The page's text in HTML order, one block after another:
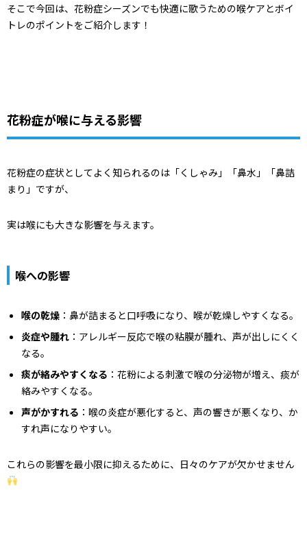
そこで今回は、花粉症シーズンでも快適に歌うための喉ケアとボイ
トレのポイントをご紹介します！
花粉症が喉に与える影響
花粉症の症状としてよく知られるのは「くしゃみ」「鼻水」「鼻詰
まり」ですが、
実は喉にも大きな影響を与えます。
喉への影響
喉の乾燥 ：鼻が詰まると口呼吸になり、喉が乾燥しやすくなる。
炎症や腫れ ：アレルギー反応で喉の粘膜が腫れ、声が出しにくく
なる。
痰が絡みやすくなる ：花粉による刺激で喉の分泌物が増え、痰が
絡みやすくなる。
声がかすれる ：喉の炎症が悪化すると、声の響きが悪くなり、か
すれ声になりやすい。
これらの影響を最小限に抑えるために、日々のケアが欠かせません